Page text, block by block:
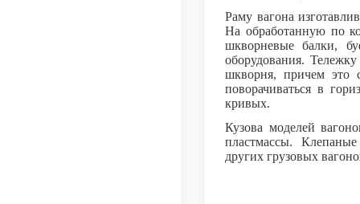
Раму вагона
На обработанную по
шкворневые балки,
оборудования.
шкворня, причем это
поворачиваться в
кривых.
Кузова моделей
пластмассы.
других грузовых